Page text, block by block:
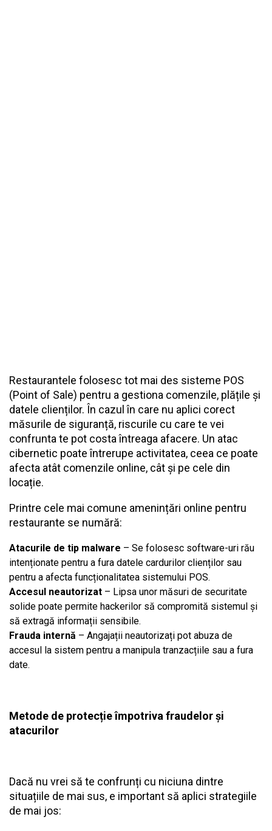
Restaurantele folosesc tot mai des sisteme POS
(Point of Sale) pentru a gestiona comenzile, plățile și
datele clienților. În cazul în care nu aplici corect
măsurile de siguranță, riscurile cu care te vei
confrunta te pot costa întreaga afacere. Un atac
cibernetic poate întrerupe activitatea, ceea ce poate
afecta atât comenzile online, cât și pe cele din
locație.
Printre cele mai comune amenințări online pentru
restaurante se numără:
Atacurile de tip malware – Se folosesc software-uri rău
intenționate pentru a fura datele cardurilor clienților sau
pentru a afecta funcționalitatea sistemului POS.
Accesul neautorizat – Lipsa unor măsuri de securitate
solide poate permite hackerilor să compromită sistemul și
să extragă informații sensibile.
Frauda internă – Angajații neautorizați pot abuza de
accesul la sistem pentru a manipula tranzacțiile sau a fura
date.
Metode de protecție împotriva fraudelor și
atacurilor
Dacă nu vrei să te confrunți cu niciuna dintre
situațiile de mai sus, e important să aplici strategiile
de mai jos: